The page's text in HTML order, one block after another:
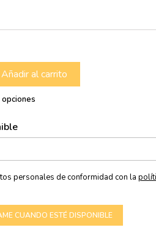
Añadir al carrito
personales de conformidad con la
CUANDO ESTÉ DISPONIBLE